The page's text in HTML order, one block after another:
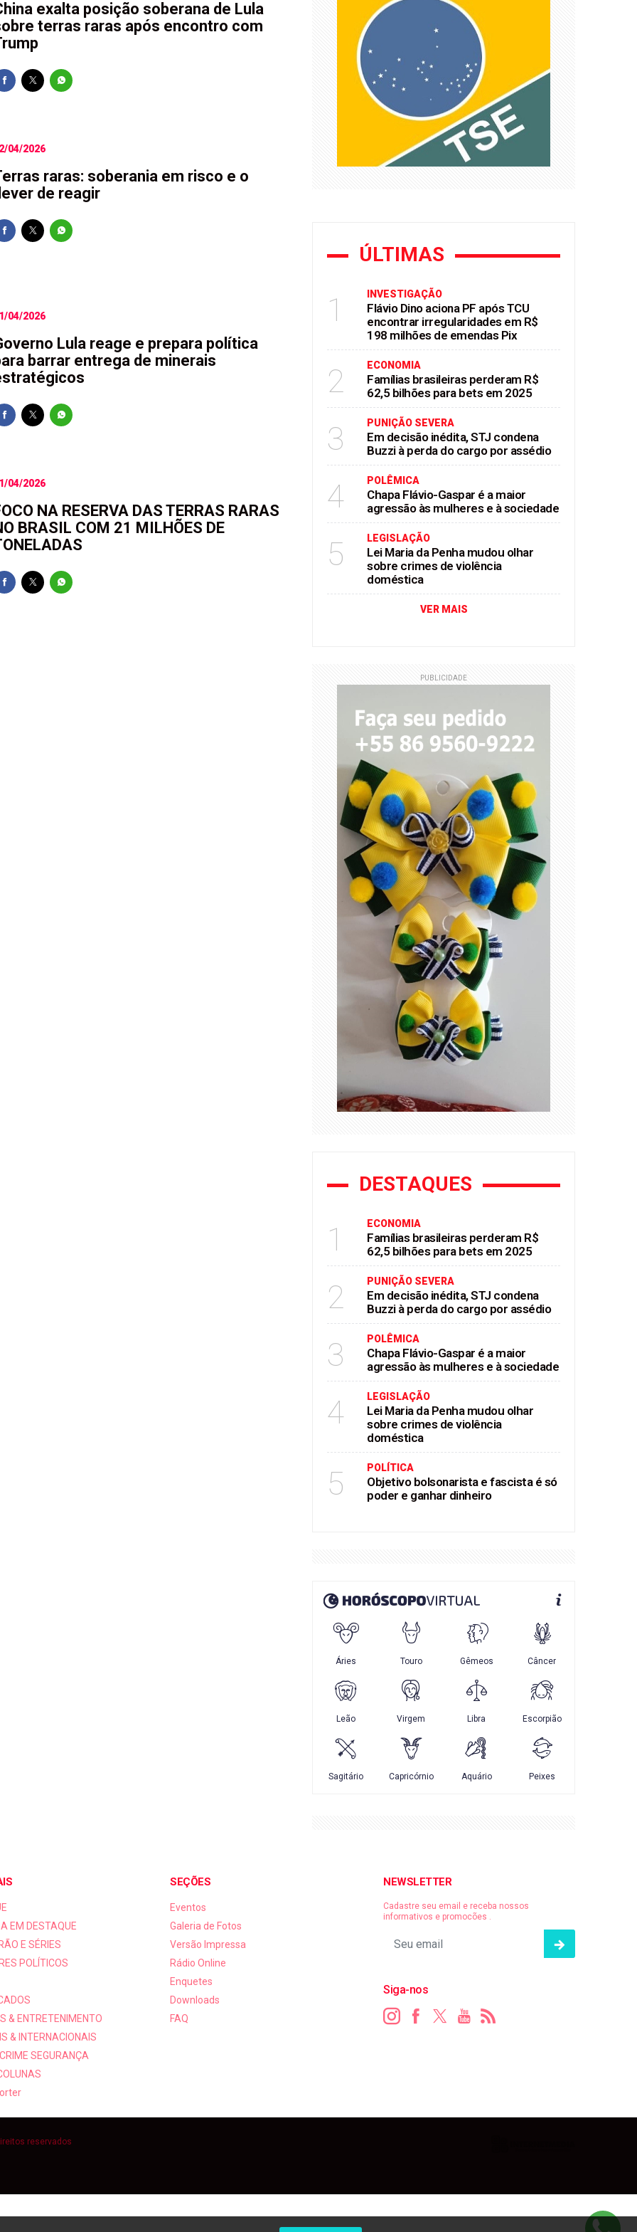
após TCU encontrar irregularidades em R$ 198 milhões de emendas Pix
R$ 62,5 bilhões para bets em 2025
condena Buzzi à perda do cargo por assédio
exalta posição soberana de Lula
terras raras após encontro com
04/2026
raras: soberania em risco e o
de reagir
04/2026
Lula reage e prepara política
barrar entrega de minerais
04/2026
NA RESERVA DAS TERRAS RARAS
BRASIL COM 21 MILHÕES DE
ÚLTIMAS
1 INVESTIGAÇÃO
Flávio Dino aciona PF após TCU
encontrar irregularidades em R$
198 milhões de emendas Pix
2 ECONOMIA
Famílias brasileiras perderam R$
62,5 bilhões para bets em 2025
3 PUNIÇÃO SEVERA
Em decisão inédita, STJ condena
Buzzi à perda do cargo por assédio
4 POLÊMICA
Chapa Flávio-Gaspar é a maior
agressão às mulheres e à sociedade
5 LEGISLAÇÃO
Lei Maria da Penha mudou olhar
sobre crimes de violência
doméstica
VER MAIS
PUBLICIDADE
DESTAQUES
1 ECONOMIA
Famílias brasileiras perderam R$
62,5 bilhões para bets em 2025
2 PUNIÇÃO SEVERA
Em decisão inédita, STJ condena
Buzzi à perda do cargo por assédio
3 POLÊMICA
Chapa Flávio-Gaspar é a maior
agressão às mulheres e à sociedade
4 LEGISLAÇÃO
Lei Maria da Penha mudou olhar
sobre crimes de violência
doméstica
5 POLÍTICA
Objetivo bolsonarista e fascista é só
poder e ganhar dinheiro
EM DESTAQUE
E SÉRIES
POLÍTICOS
& ENTRETENIMENTO
& INTERNACIONAIS
SEGURANÇA
SEÇÕES
Eventos
Galeria de Fotos
Versão Impressa
Rádio Online
Enquetes
Downloads
FAQ
NEWSLETTER
Cadastre seu email e receba nossos
informativos e promocões .
Siga-nos
reservados